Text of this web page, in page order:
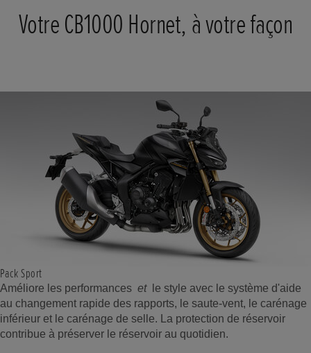
Votre CB1000 Hornet, à votre façon
Pack Sport
Améliore les performances etle style avec le système d'aide
au changement rapide des rapports, le saute-vent, le carénage
inférieur et le carénage de selle. La protection de réservoir
contribue à préserver le réservoir au quotidien.